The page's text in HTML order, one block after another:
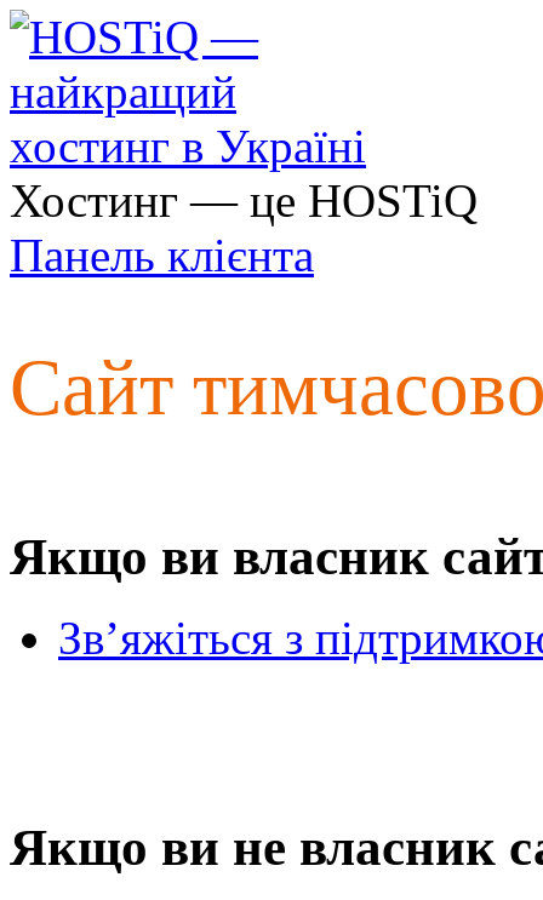
Хостинг — це HOSTiQ
Панель клієнта
Сайт
Якщо ви власник
Зв’яжіться з
Якщо ви не власник